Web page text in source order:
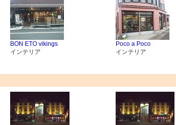
BON ETO vikings
インテリア
Poco a Poco
インテリア